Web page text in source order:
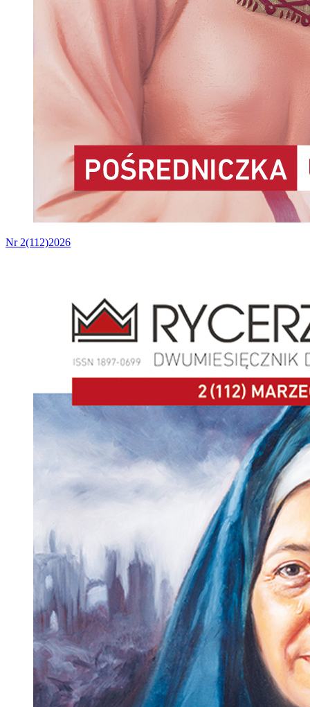
Nr 2(112)2026